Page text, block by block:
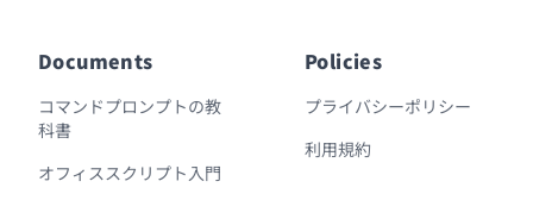
Documents
コマンドプロンプトの教
科書
オフィススクリプト入門
Policies
プライバシーポリシー
利用規約